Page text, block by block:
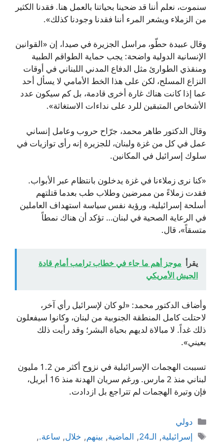
سنموت، نعلم أننا قد ضحينا بحياتنا بالعمل هنا. فقدنا الكثير
من الزملاء ويشعر المرء أننا فقدنا وجودنا كذلك».
وقال عبيدة حطّو، مراسل الجزيرة في صيدا، إن «القوانين
الإنسانية الدولية واضحة: يجب حماية الطواقم الطبية
ومنقذي الطوارئ مثل الدفاع المدني اللبناني في أوقات
النزاع المسلح، لكن على هذا الخط الأمامي لا يسأل أحد
عما إذا كانت هناك غارة أخرى قادمة، بل كم سيكون عدد
الأشخاص المتبقين للرد على نداءات الاستغاثة».
وقال الدكتور طاهر محمد، جرّاح حروب وعامل إنساني
عمل في كل من غزة ولبنان، للجزيرة إنه رأى توازيات في
سلوك إسرائيل في المكانين.
«كنا نرى زملاءنا في غزة يدخلون بانتظام عبر الأبواب.
فقدت زملاءً من ممرضين وطلاب طب بعدما قتلتهم
أسلحة إسرائيلية، ورؤية نفس سياسة استهداف العاملين
في الرعاية الصحية في لبنان… تؤكد أن هناك نمطاً
متسقاً»، قال.
يقرأ موجز أهم ما جاء في خطاب ترامب أمام قادة
الجيش الأمريكي
وأضاف الدكتور محمد: «لو كان لإسرائيل رأي آخر،
لاحتلت كامل المنطقة الجنوبية من لبنان، وكانوا سيفعلون
ذلك غداً. لا مبالاة لديهم بحياة البشر؛ وقد رأيت ذلك
بعيني».
تسببت الهجمات الإسرائيلية في نزوح أكثر من 1.2 مليون
لبناني منذ 2 مارس. ورغم سريان الهدنة منذ 16 أبريل،
فإن وتيرة الهجمات لم تتراجع بل ازدادت.
التصنيفات
دولي
الوسوم
إسرائيلية, الـ24 , الماضية, بينهم, خلال, ساعة.,